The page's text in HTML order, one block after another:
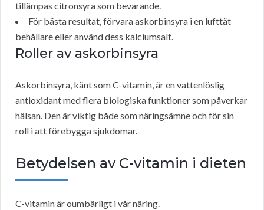
tillämpas citronsyra som bevarande.
För bästa resultat, förvara askorbinsyra i en lufttät
behållare eller använd dess kalciumsalt.
Roller av askorbinsyra
Askorbinsyra, känt som C-vitamin, är en vattenlöslig
antioxidant med flera biologiska funktioner som påverkar
hälsan. Den är viktig både som näringsämne och för sin
roll i att förebygga sjukdomar.
Betydelsen av C-vitamin i dieten
C-vitamin är oumbärligt i vår näring.